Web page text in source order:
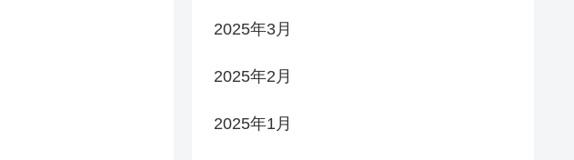
2025年3月
2025年2月
2025年1月